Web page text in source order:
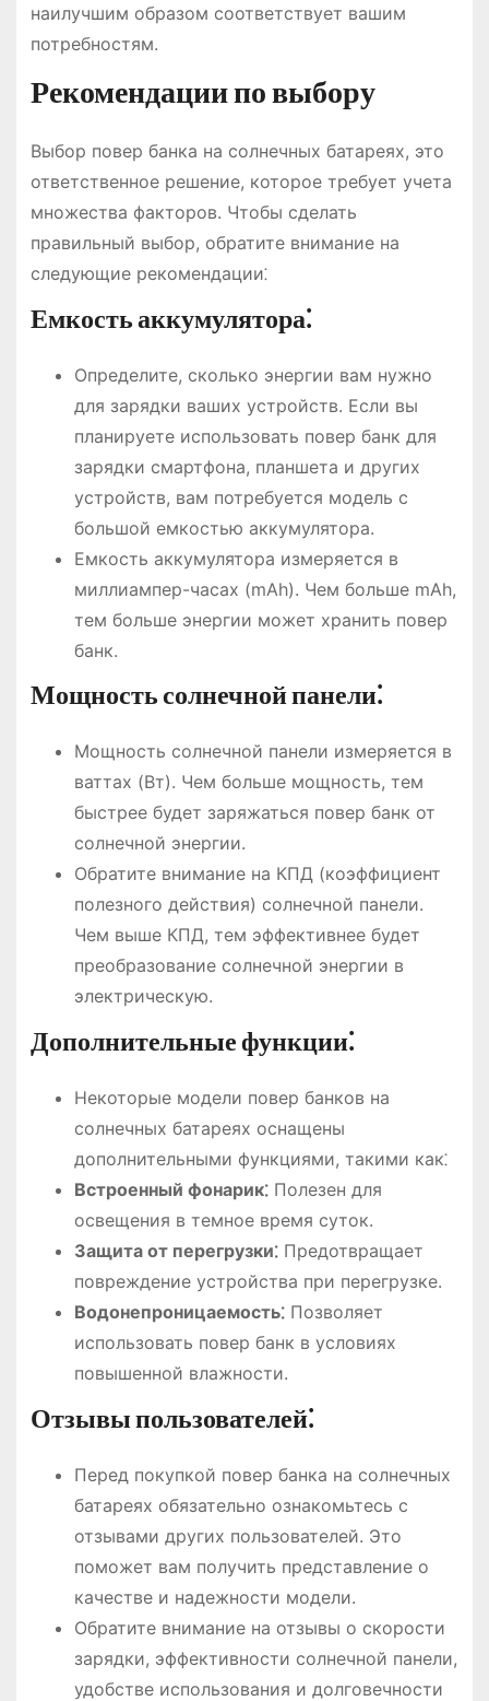
наилучшим образом соответствует вашим
потребностям.
Рекомендации по выбору
Выбор повер банка на солнечных батареях, это
ответственное решение, которое требует учета
множества факторов. Чтобы сделать
правильный выбор, обратите внимание на
следующие рекомендации⁚
Емкость аккумулятора⁚
Определите, сколько энергии вам нужно
для зарядки ваших устройств. Если вы
планируете использовать повер банк для
зарядки смартфона, планшета и других
устройств, вам потребуется модель с
большой емкостью аккумулятора.
Емкость аккумулятора измеряется в
миллиампер-часах (mAh). Чем больше mAh,
тем больше энергии может хранить повер
банк.
Мощность солнечной панели⁚
Мощность солнечной панели измеряется в
ваттах (Вт). Чем больше мощность, тем
быстрее будет заряжаться повер банк от
солнечной энергии.
Обратите внимание на КПД (коэффициент
полезного действия) солнечной панели.
Чем выше КПД, тем эффективнее будет
преобразование солнечной энергии в
электрическую.
Дополнительные функции⁚
Некоторые модели повер банков на
солнечных батареях оснащены
дополнительными функциями, такими как⁚
Встроенный фонарик⁚Полезен для
освещения в темное время суток.
Защита от перегрузки⁚Предотвращает
повреждение устройства при перегрузке.
Водонепроницаемость⁚Позволяет
использовать повер банк в условиях
повышенной влажности.
Отзывы пользователей⁚
Перед покупкой повер банка на солнечных
батареях обязательно ознакомьтесь с
отзывами других пользователей. Это
поможет вам получить представление о
качестве и надежности модели.
Обратите внимание на отзывы о скорости
зарядки, эффективности солнечной панели,
удобстве использования и долговечности